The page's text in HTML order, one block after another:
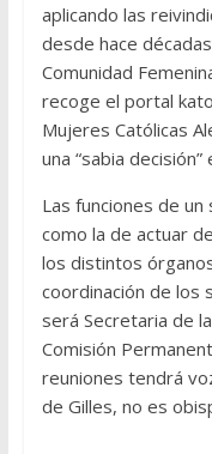
aplicando las
desde hace
Comunidad
recoge el portal
Mujeres Católicas
una “sabia
Las funciones de
como la de actuar
los distintos
coordinación de los
será Secretaria de
Comisión
reuniones tendrá
de Gilles, no es